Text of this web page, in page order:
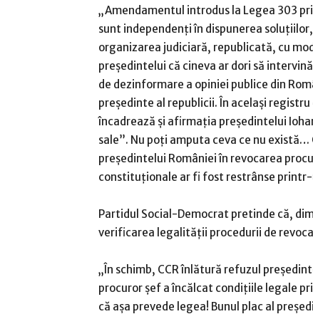
„Amendamentul introdus la Legea 303
sunt independenţi în dispunerea
organizarea judiciară, republicată, cu
preşedintelui că cineva ar dori să
de dezinformare a opiniei publice din
preşedinte al republicii. În acelaşi
încadrează şi afirmaţia preşedintelui
sale”. Nu poţi amputa ceva ce nu
preşedintelui României în revocarea
constituţionale ar fi fost restrânse printr-
Partidul Social-Democrat pretinde că,
verificarea legalităţii procedurii de
„În schimb, CCR înlătură refuzul
procuror şef a încălcat condiţiile legale
că aşa prevede legea! Bunul plac al